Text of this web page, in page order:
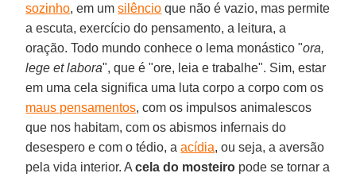
sozinho, em umsilêncio que não é vazio, mas permite
a escuta, exercício do pensamento, a leitura, a
oração. Todo mundo conhece o lema monástico "ora,
lege et labora", que é "ore, leia e trabalhe". Sim, estar
em uma cela significa uma luta corpo a corpo com os
maus pensamentos, com os impulsos animalescos
que nos habitam, com os abismos infernais do
desespero e com o tédio, aacídia, ou seja, a aversão
pela vida interior. Acela do mosteiro pode se tornar a